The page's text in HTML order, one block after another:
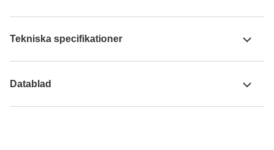
Tekniska specifikationer
Datablad